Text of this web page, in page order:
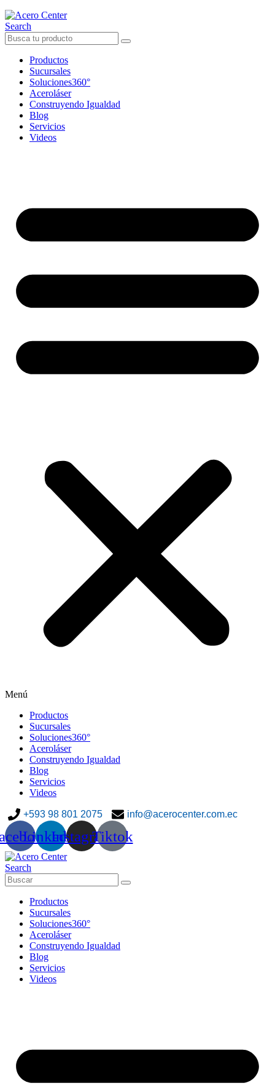
Search
Productos
Sucursales
Soluciones360°
Aceroláser
Construyendo Igualdad
Blog
Servicios
Videos
Menú
Productos
Sucursales
Soluciones360°
Aceroláser
Construyendo Igualdad
Blog
Servicios
Videos
+593 98 801 2075 info@acerocenter.com.ec
LinkedinInstagramTiktok
Search
Productos
Sucursales
Soluciones360°
Aceroláser
Construyendo Igualdad
Blog
Servicios
Videos